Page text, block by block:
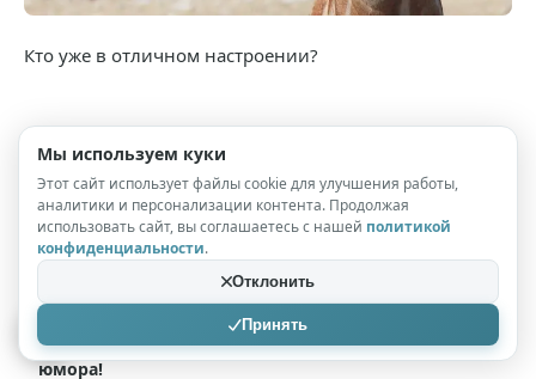
Кто уже в отличном настроении?
Может заинтересовать
Ура, пятница! 40+ мемов, которые спасут твое утро
Наконец-то пятница! Грандиозный сборник
Пятница, ты ли это? Время для порции свежего
юмора!
Мы используем куки
Этот сайт использует файлы cookie для улучшения работы,
аналитики и персонализации контента. Продолжая
использовать сайт, вы соглашаетесь с нашей политикой
конфиденциальности.
Отклонить
Принять